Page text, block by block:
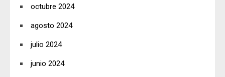
octubre 2024
agosto 2024
julio 2024
junio 2024